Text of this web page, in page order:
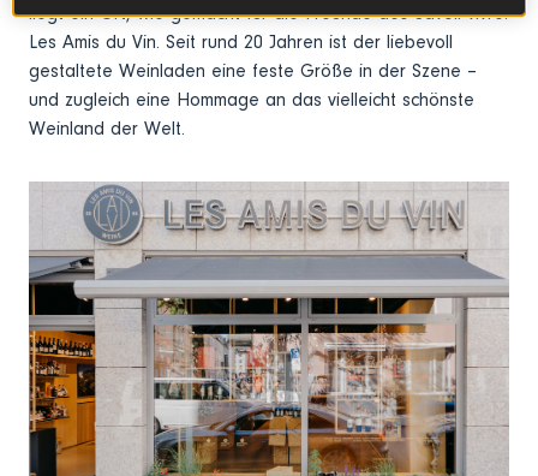
liegt ein Ort, wie gemacht für die Freunde des Savoir-vivre:
Les Amis du Vin. Seit rund 20 Jahren ist der liebevoll
gestaltete Weinladen eine feste Größe in der Szene –
und zugleich eine Hommage an das vielleicht schönste
Weinland der Welt.